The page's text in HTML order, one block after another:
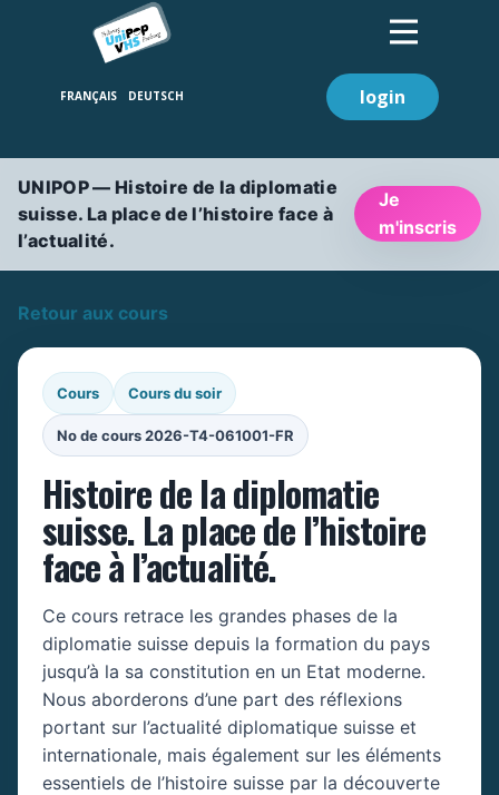
login
UNIPOP — Histoire de la diplomatie
suisse. La place de l’histoire face à
l’actualité.
Je
m'inscris
Retour aux cours
Cours Cours du soir
No de cours 2026-T4-061001-FR
Histoire de la diplomatie
suisse. La place de l’histoire
face à l’actualité.
Ce cours retrace les grandes phases de la
diplomatie suisse depuis la formation du pays
jusqu’à la sa constitution en un Etat moderne.
Nous aborderons d’une part des réflexions
portant sur l’actualité diplomatique suisse et
internationale, mais également sur les éléments
essentiels de l’histoire suisse par la découverte